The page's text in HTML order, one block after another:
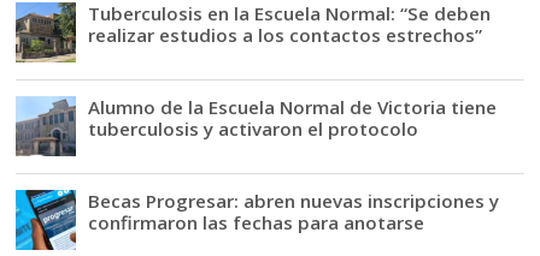
Tuberculosis en la Escuela Normal: “Se deben
realizar estudios a los contactos estrechos”
Alumno de la Escuela Normal de Victoria tiene
tuberculosis y activaron el protocolo
Becas Progresar: abren nuevas inscripciones y
confirmaron las fechas para anotarse